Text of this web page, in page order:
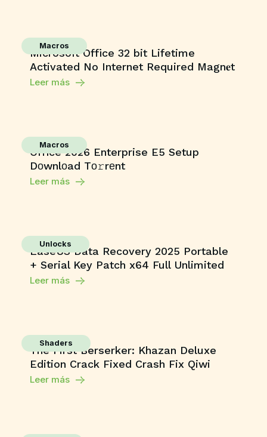
Macros
Microsoft Office 32 bit Lifetime
Activated No Internet Required Magn𝐞t
Leer más
Macros
Office 2026 Enterprise E5 Setup
Dоwnlоad Tо𝚛rеnt
Leer más
Unlocks
EaseUS Data Recovery 2025 Portable
+ Serial Key Patch x64 Full Unlimited
Leer más
Shaders
The First Berserker: Khazan Deluxe
Edition Crack Fixed Crash Fix Qiwi
Leer más